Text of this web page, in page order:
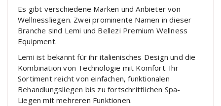
Es gibt verschiedene Marken und Anbieter von
Wellnessliegen. Zwei prominente Namen in dieser
Branche sind Lemi und Bellezi Premium Wellness
Equipment.
Lemi ist bekannt für ihr italienisches Design und die
Kombination von Technologie mit Komfort. Ihr
Sortiment reicht von einfachen, funktionalen
Behandlungsliegen bis zu fortschrittlichen Spa-
Liegen mit mehreren Funktionen.